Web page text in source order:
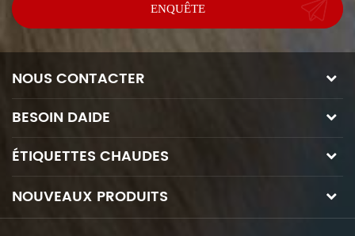
NOUS CONTACTER
BESOIN DAIDE
ÉTIQUETTES CHAUDES
NOUVEAUX PRODUITS